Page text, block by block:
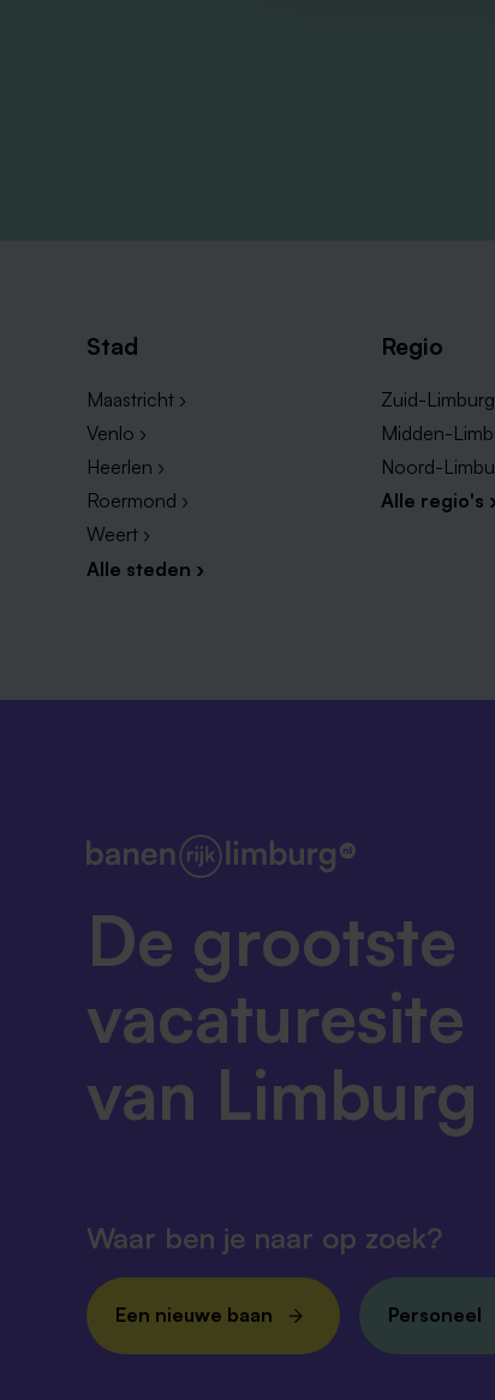
Stad
Maastricht ›
Venlo ›
Heerlen ›
Roermond ›
Weert ›
Alle steden ›
Regio
Zuid-Limburg
Midden-
Noord-
Alle regio's ›
De grootste
vacaturesite
van Limburg
Waar ben je naar op zoek?
Een nieuwe baan Personeel